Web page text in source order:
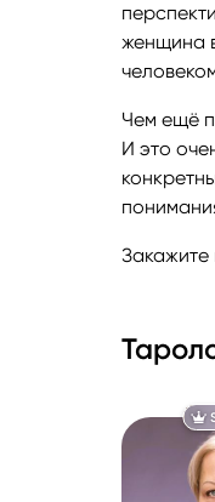
женщина
Чем ещё
И это